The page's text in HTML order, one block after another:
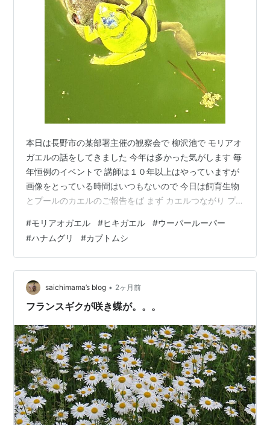
本日は長野市の某部署主催の観察会で 柳沢池で モリアオ
ガエルの話をしてきました 今年は多かった気がします 毎
年恒例のイベントで 講師は１０年以上はやっていますが
画像をとっている時間はいつもないので 今日は飼育生物
とプールのカエルのご報告をば まず カエルつながり プ
ープ代わりにしているコンパネが日影がわりとなって そ
の下に泡巣をつくっています 親ガエルもそこそこ来てい
るので 観察するのも 今なら柳沢の池より容易かもしれま
せん ちらっと見ただけでも数個体撮影できました ついで
に日影でやすむ ヤマアカガエルも確認 産卵はプールだけ
でなく 池で…
#モリアオガエル #ヒキガエル #ウーパールーパー
#ハナムグリ #カブトムシ
saichimama’s blog • 2ヶ月前
フランスギクが咲き蝶が。。。